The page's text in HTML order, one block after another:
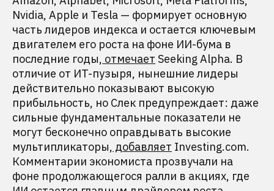
Nvidia, Apple и Tesla — формирует основную
часть лидеров индекса и остается ключевым
двигателем его роста на фоне ИИ-бума в
последние годы, отмечает Seeking Alpha. В
отличие от ИT-пузыря, нынешние лидеры
действительно показывают высокую
прибыльность, но Слек предупреждает: даже
сильные фундаментальные показатели не
могут бесконечно оправдывать высокие
мультипликаторы, добавляет Investing.com.
Комментарии экономиста прозвучали на
фоне продолжающегося ралли в акциях, где